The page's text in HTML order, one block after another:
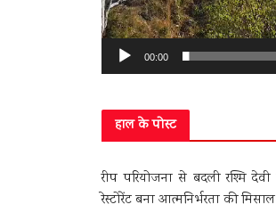
00:00
हाल के पोस्ट
रीप परियोजना से बदली रश्मि
रेस्टोरेंट बना आत्मनिर्भरता की मिसाल